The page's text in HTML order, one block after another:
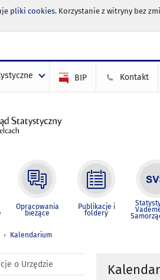
pliki cookies. Korzystanie z witryny bez
BIP Kontakt
Opracowania
bieżące
Publikacje i
foldery
Kalendarium
o Urzędzie